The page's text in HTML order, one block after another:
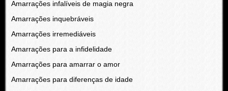
Amarrações infalíveis de magia negra
Amarrações inquebráveis
Amarrações irremediáveis
Amarrações para a infidelidade
Amarrações para amarrar o amor
Amarrações para diferenças de idade